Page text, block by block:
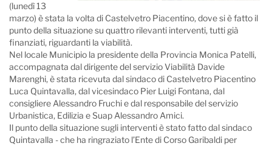
(lunedì 13
marzo) è stata la volta di Castelvetro Piacentino, dove si è fatto il
punto della situazione su quattro rilevanti interventi, tutti già
finanziati, riguardanti la viabilità.
Nel locale Municipio la presidente della Provincia Monica Patelli,
accompagnata dal dirigente del servizio Viabilità Davide
Marenghi, è stata ricevuta dal sindaco di Castelvetro Piacentino
Luca Quintavalla, dal vicesindaco Pier Luigi Fontana, dal
consigliere Alessandro Fruchi e dal responsabile del servizio
Urbanistica, Edilizia e Suap Alessandro Amici.
Il punto della situazione sugli interventi è stato fatto dal sindaco
Quintavalla - che ha ringraziato l’Ente di Corso Garibaldi per